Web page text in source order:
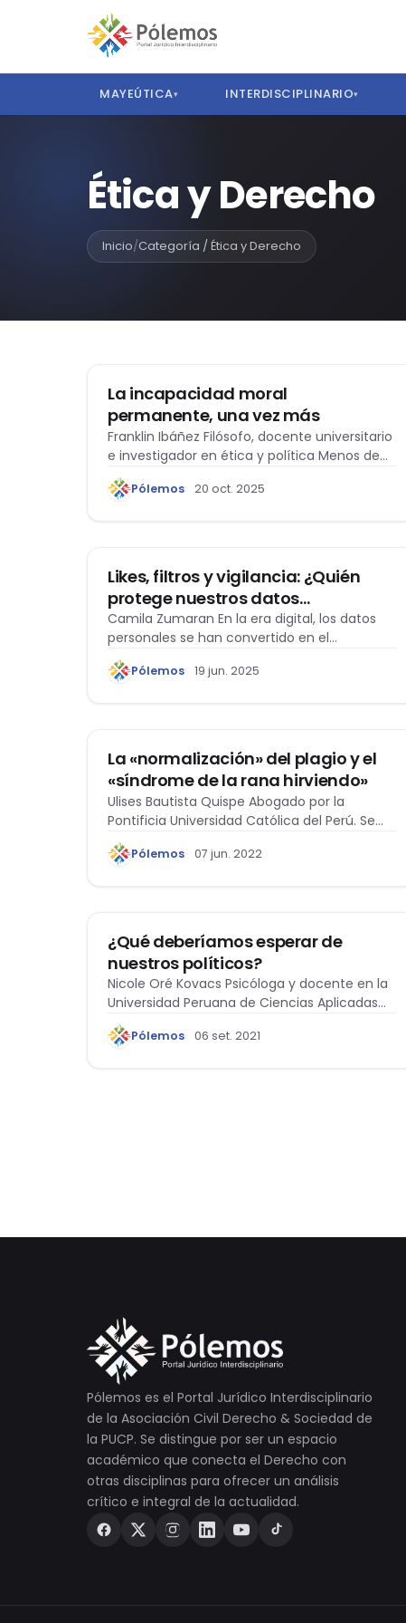
MAYEÚTICA▾ INTERDISCIPLINARIO▾
Ética y Derecho
Inicio/Categoría / Ética y Derecho
La incapacidad moral
permanente, una vez más
Franklin Ibáñez Filósofo, docente universitario
e investigador en ética y política Menos de
un…
Pólemos 20 oct. 2025
Likes, filtros y vigilancia: ¿Quién
protege nuestros datos
personales?
Camila Zumaran En la era digital, los datos
personales se han convertido en el…
Pólemos 19 jun. 2025
La «normalización» del plagio y el
«síndrome de la rana hirviendo»
Ulises Bautista Quispe Abogado por la
Pontificia Universidad Católica del Perú. Se
desempeña como…
Pólemos 07 jun. 2022
¿Qué deberíamos esperar de
nuestros políticos?
Nicole Oré Kovacs Psicóloga y docente en la
Universidad Peruana de Ciencias Aplicadas
y…
Pólemos 06 set. 2021
Pólemos es el Portal Jurídico Interdisciplinario
de la Asociación Civil Derecho & Sociedad de
la PUCP. Se distingue por ser un espacio
académico que conecta el Derecho con
otras disciplinas para ofrecer un análisis
crítico e integral de la actualidad.